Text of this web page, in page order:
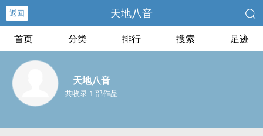
返回 天地八音
首页 分类 排行 搜索 足迹
天地八音
共收录 1 部作品